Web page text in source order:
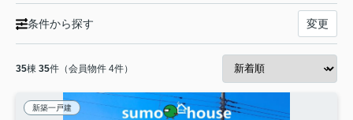
条件から探す 変更
35棟 35件（会員物件 4件）
新築一戸建